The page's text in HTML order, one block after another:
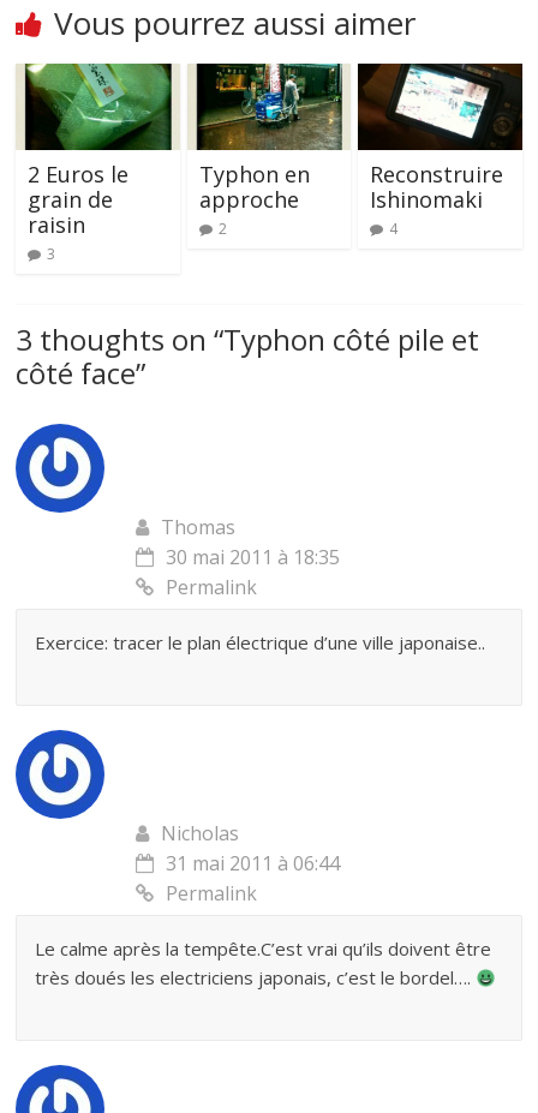
Vous pourrez aussi aimer
2 Euros le
grain de
raisin
3
Typhon en
approche
2
Reconstruire
Ishinomaki
4
3 thoughts on “Typhon côté pile et
côté face”
Thomas
30 mai 2011 à 18:35
Permalink
Exercice: tracer le plan électrique d’une ville japonaise..
Nicholas
31 mai 2011 à 06:44
Permalink
Le calme après la tempête.C’est vrai qu’ils doivent être
très doués les electriciens japonais, c’est le bordel….